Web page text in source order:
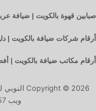
صبابين قهوة بالكويت | ضيافة
أرقام شركات ضيافة بالكويت |
أرقام مكاتب ضيافة بالكويت |
ويب 00201068468757